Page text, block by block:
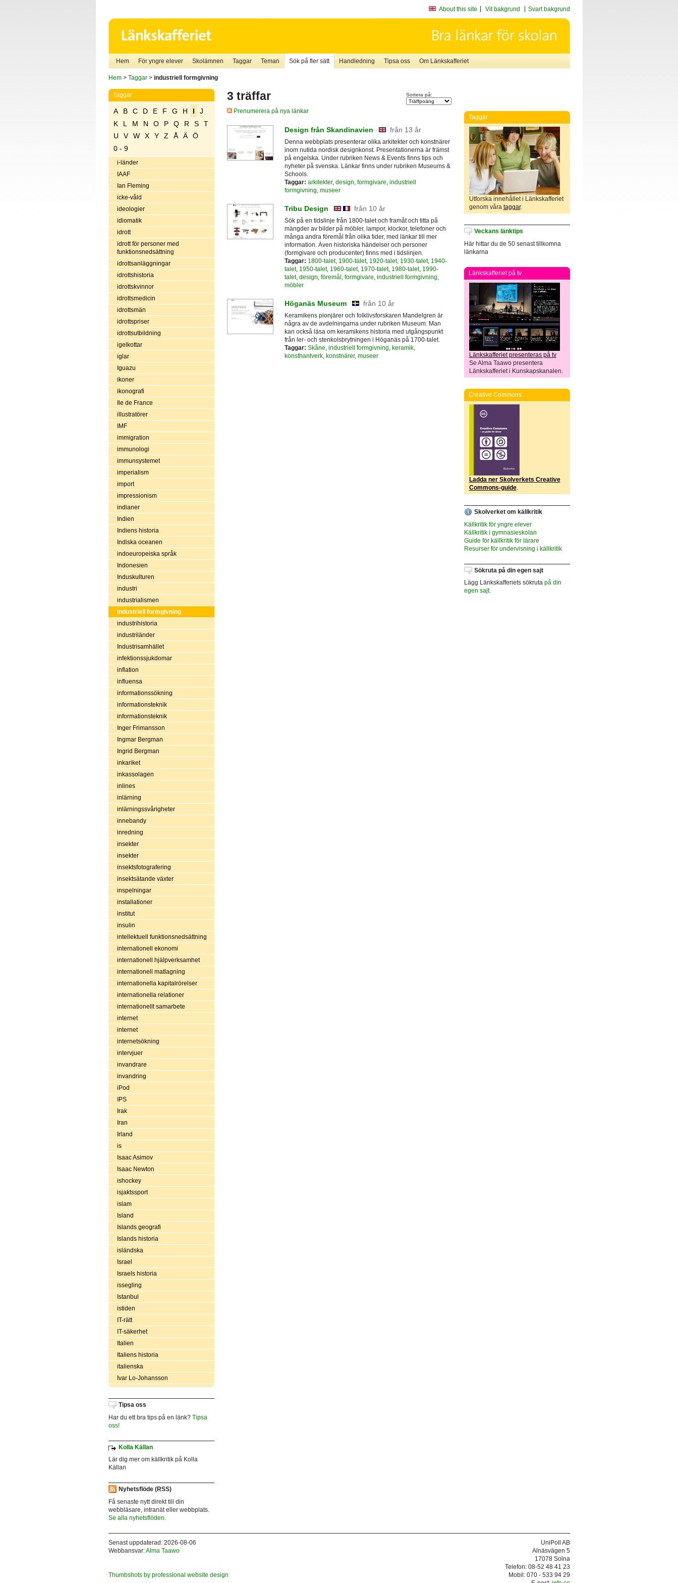
About this site Vit bakgrund Svart bakgrund
Hem För yngre elever Skolämnen Taggar Teman Sök på fler sätt Handledning Tipsa oss Om Länkskafferiet
Hem> Taggar> industriell formgivning
Taggar
A B C D E F G H I
J
K
L M N O P Q R S
T
U
V W X Y Z Å Ä
Ö
0 - 9
i-länder
IAAF
Ian Fleming
icke-våld
ideologier
idiomatik
idrott
idrott för personer med
funktionsnedsättning
idrottsanläggningar
idrottshistoria
idrottskvinnor
idrottsmedicin
idrottsmän
idrottspriser
idrottsutbildning
igelkottar
iglar
Iguazu
ikoner
ikonografi
Ile de France
illustratörer
IMF
immigration
immunologi
immunsystemet
imperialism
import
impressionism
indianer
Indien
Indiens historia
Indiska oceanen
indoeuropeiska språk
Indonesien
Induskulturen
industri
industrialismen
industriell formgivning
industrihistoria
industriländer
Industrisamhället
infektionssjukdomar
inflation
influensa
informationssökning
informationsteknik
informationsteknik
Inger Frimansson
Ingmar Bergman
Ingrid Bergman
inkariket
inkassolagen
inlines
inlärning
inlärningssvårigheter
innebandy
inredning
insekter
insekter
insektsfotografering
insektsätande växter
inspelningar
installationer
institut
insulin
intellektuell funktionsnedsättning
internationell ekonomi
internationell hjälpverksamhet
internationell matlagning
internationella kapitalrörelser
internationella relationer
internationellt samarbete
internet
internet
internetsökning
intervjuer
invandrare
invandring
iPod
IPS
Irak
Iran
Irland
is
Isaac Asimov
Isaac Newton
ishockey
isjaktssport
islam
Island
Islands geografi
Islands historia
isländska
Israel
Israels historia
issegling
Istanbul
istiden
IT-rätt
IT-säkerhet
Italien
Italiens historia
italienska
Ivar Lo-Johansson
Tipsa oss
Har du ett bra tips på en länk? Tipsa
oss!
Kolla Källan
Lär dig mer om källkritik på Kolla
Källan
Nyhetsflöde (RSS)
Få senaste nytt direkt till din
webbläsare, intranät eller webbplats.
Se alla nyhetsflöden.
3 träffar Sortera på:
Prenumerera på nya länkar
Design från Skandinavien från 13 år
Denna webbplats presenterar olika arkitekter och konstnärer
inom nutida nordisk designkonst. Presentationerna är främst
på engelska. Under rubriken News & Events finns tips och
nyheter på svenska. Länkar finns under rubriken Museums &
Schools.
Taggar: arkitekter, design formgivare industriell
formgivning museer
Tribu Design från 10 år
Sök på en tidslinje från 1800-talet och framåt och titta på
mängder av bilder på möbler, lampor, klockor, telefoner och
många andra föremål från olika tider, med länkar till mer
information. Även historiska händelser och personer
(formgivare och producenter) finns med i tidslinjen.
Taggar: 1800-talet, 1900-talet, 1920-talet, 1930-talet, 1940-
talet, 1950-talet, 1960-talet, 1970-talet, 1980-talet, 1990-
talet, design, föremål , formgivare, industriell formgivning,
möbler
Höganäs Museum från 10 år
Keramikens pionjärer och folklivsforskaren Mandelgren är
några av de avdelningarna under rubriken Museum. Man
kan också läsa om keramikens historia med utgångspunkt
från ler- och stenkolsbrytningen i Höganäs på 1700-talet.
Taggar: Skåne, industriell formgivning, keramik,
konsthantverk, konstnärer, museer
Taggar
Utforska innehållet i Länkskafferiet
genom våra taggar.
Veckans länktips
Här hittar du de 50 senast tillkomna
länkarna
Länkskafferiet på tv
Länkskafferiet presenteras på tv
Se Alma Taawo presentera
Länkskafferiet i Kunskapskanalen.
Creative Commons
Ladda ner Skolverkets Creative
Commons-guide.
Skolverket om källkritik
Källkritik för yngre elever
Källkritik i gymnasieskolan
Guide för källkritik för lärare
Resurser för undervisning i källkritik
Sökruta på din egen sajt
Lägg Länkskafferiets sökruta på din
egen sajt.
Senast uppdaterad: 2026-08-06
Webbansvar:Alma Taawo
Thumbshots by professional website design
UniPoll AB
Alnäsvägen 5
17078 Solna
Telefon: 08-52 48 41 23
Mobil: 070 - 533 94 29